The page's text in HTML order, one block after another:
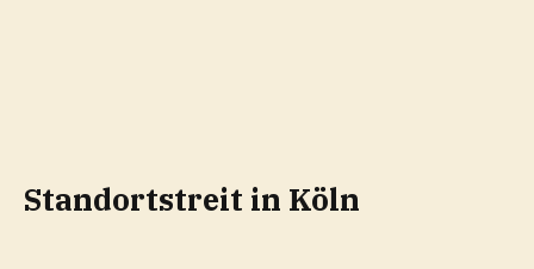
Standortstreit in Köln